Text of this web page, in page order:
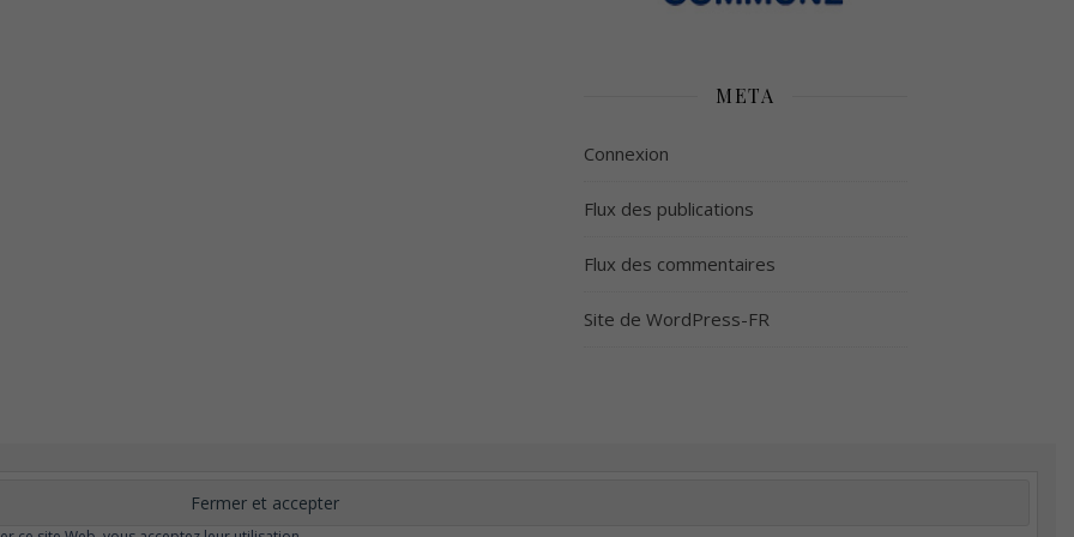
META
Connexion
Flux des publications
Flux des commentaires
Site de WordPress-FR
Meilleur odorat Meilleur goût